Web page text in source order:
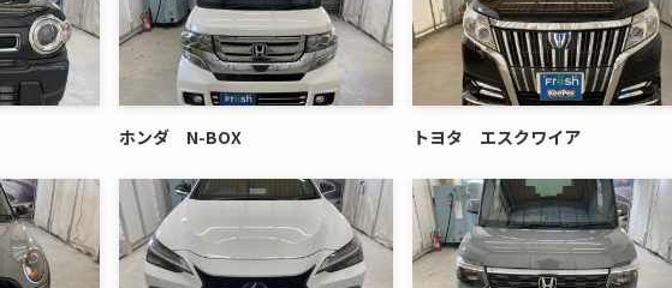
ホンダ N-BOX トヨタ エスクワイア